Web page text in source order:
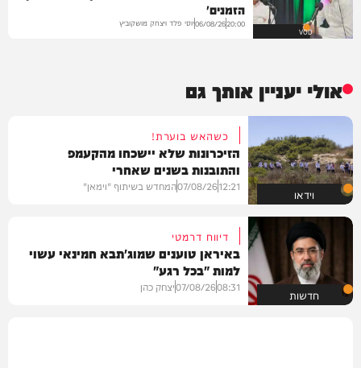
VOD
הזמנים'
20:00
06/08/26יוסי פלד ויצחק מושקוביץ
אולי יעניין אותך גם
וידאו
כשהאש בוערת!
הזיכרונות שלא יישכחו מהקעמפ
והתובנות בשנים שאחרי
12:21
07/08/26המחדש בשיתוף "וימאן"
חדשות
דיווח דרמטי
באיראן טוענים שמוג'תבא חמינאי עשוי
למות "בכל רגע"
08:31
07/08/26יצחק כהן